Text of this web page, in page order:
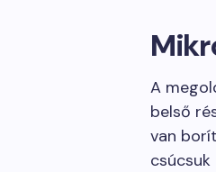
A
belső
van